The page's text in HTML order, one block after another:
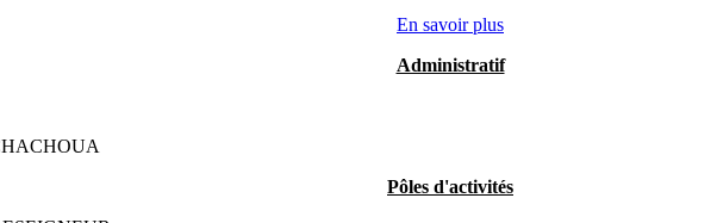
En savoir plus
Administratif
Pôles d'activités